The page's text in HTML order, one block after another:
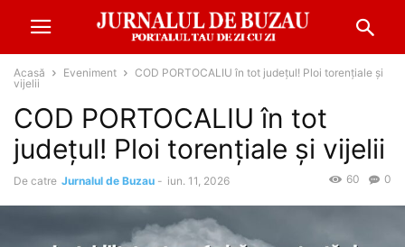
Acasă Eveniment
COD PORTOCALIU în tot județul! Ploi torențiale și
vijelii
COD PORTOCALIU în tot
județul! Ploi torențiale și vijelii
De catre Jurnalul de Buzau - iun. 11, 2026 0
60